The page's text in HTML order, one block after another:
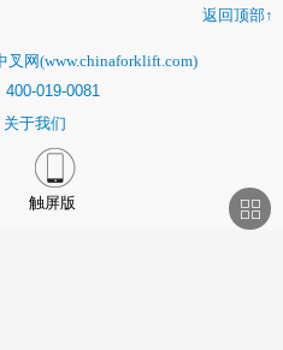
返回顶部↑
叉网(www.chinaforklift.com)
400-019-0081
关于我们
触屏版